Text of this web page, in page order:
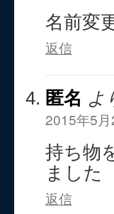
名前変
返信
匿名 よ
2015年5
持ち物
ました
返信